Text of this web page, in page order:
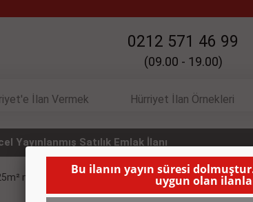
0212 571 46 99
(09.00 - 19.00)
İlan Vermek Hürriyet İlan Örnekleri
Yayınlanmış Satılık Emlak İlanı
muhteşem daire $- Re/Max Yasmin( BU İLANIN
Bu ilanın yayın süresi
uygun olan